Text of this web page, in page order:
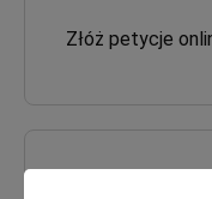
Złóż petycje